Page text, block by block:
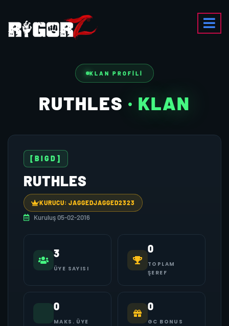
KLAN PROFILI
RUTHLES · KLAN
[BIGD]
RUTHLES
KURUCU: JAGGEDJAGGED2323
Kuruluş 05-02-2016
3
ÜYE SAYISI
0
TOPLAM
ŞEREF
0
MAKS. ÜYE
0
GC BONUS